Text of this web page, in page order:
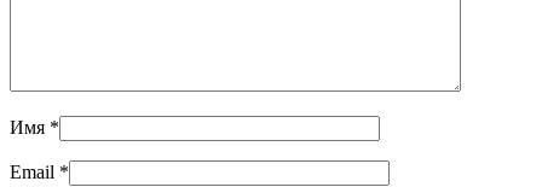
Имя *
Email *